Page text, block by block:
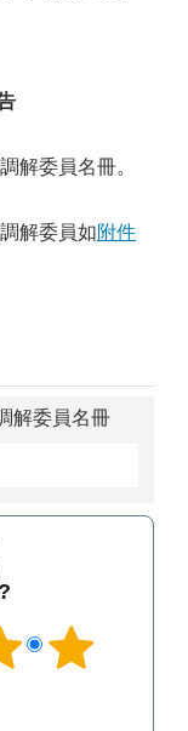
解委員名冊。
解委員如附件
解委員名冊